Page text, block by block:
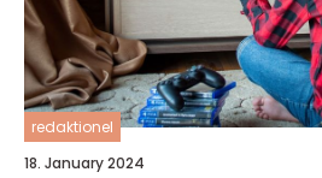
redaktionel
18. January 2024